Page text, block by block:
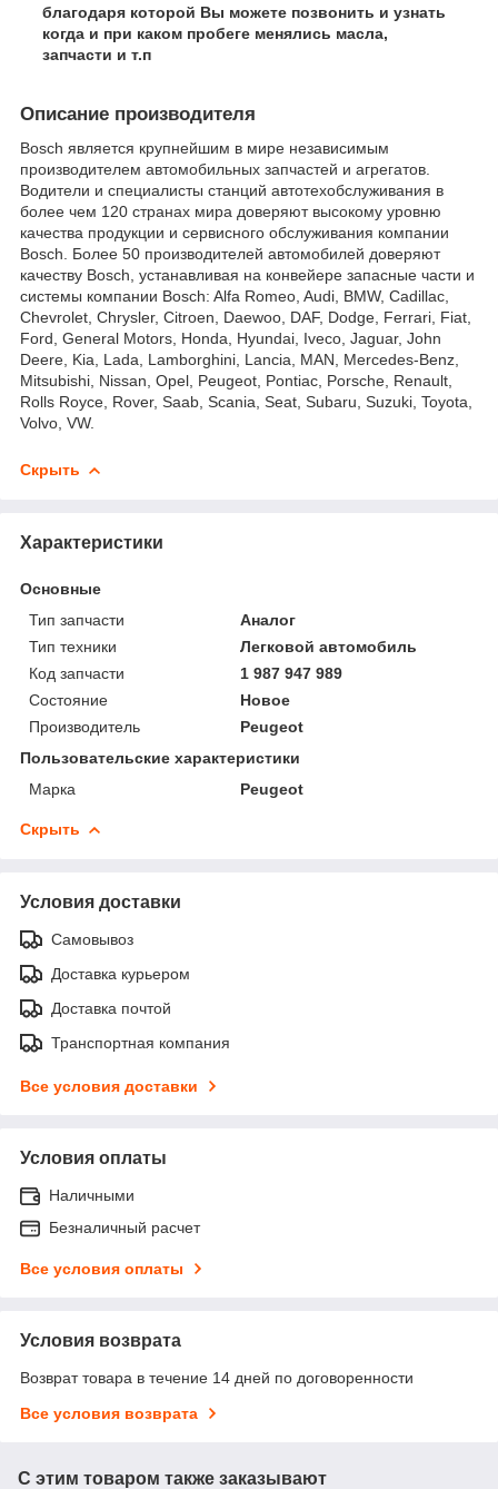
благодаря которой Вы можете позвонить и узнать
когда и при каком пробеге менялись масла,
запчасти и т.п
Описание производителя
Bosch является крупнейшим в мире независимым
производителем автомобильных запчастей и агрегатов.
Водители и специалисты станций автотехобслуживания в
более чем 120 странах мира доверяют высокому уровню
качества продукции и сервисного обслуживания компании
Bosch. Более 50 производителей автомобилей доверяют
качеству Bosch, устанавливая на конвейере запасные части и
системы компании Bosch: Alfa Romeo, Audi, BMW, Cadillac,
Chevrolet, Chrysler, Citroеn, Daewoo, DAF, Dodge, Ferrari, Fiat,
Ford, General Motors, Honda, Hyundai, Iveco, Jaguar, John
Deere, Kia, Lada, Lamborghini, Lancia, MAN, Mercedes-Benz,
Mitsubishi, Nissan, Opel, Peugeot, Pontiac, Porsche, Renault,
Rolls Royce, Rover, Saab, Scania, Seat, Subaru, Suzuki, Toyota,
Volvo, VW.
Скрыть
Характеристики
Основные
Тип запчасти
Аналог
Тип техники
Легковой автомобиль
Код запчасти
1 987 947 989
Состояние
Новое
Производитель
Peugeot
Пользовательские характеристики
Марка
Peugeot
Скрыть
Условия доставки
Самовывоз
Доставка курьером
Доставка почтой
Транспортная компания
Все условия доставки
Условия оплаты
Наличными
Безналичный расчет
Все условия оплаты
Условия возврата
Возврат товара в течение 14 дней по договоренности
Все условия возврата
С этим товаром также заказывают